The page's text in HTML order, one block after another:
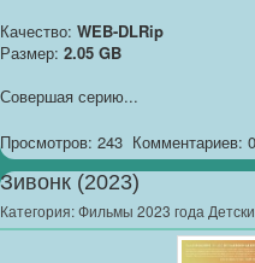
Качество: WEB-DLRip
Размер: 2.05 GB
Совершая серию...
Просмотров: 243 Комментариев: 0
Зивонк (2023)
Категория:Фильмы 2023 года